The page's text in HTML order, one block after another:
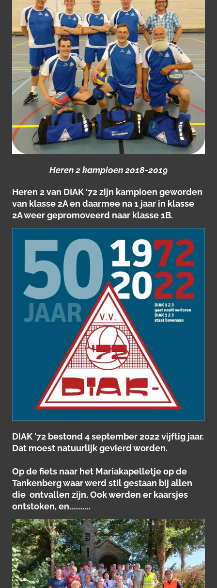
Heren 2 kampioen 2018-2019
Heren 2 van DIAK '72 zijn kampioen geworden
van klasse 2A en daarmee na 1 jaar in klasse
2A weer gepromoveerd naar klasse 1B.
DIAK '72 bestond 4 september 2022 vijftig jaar.
Dat moest natuurlijk gevierd worden.
Op de fiets naar het Mariakapelletje op de
Tankenberg waar werd stil gestaan bij allen
die ontvallen zijn. Ook werden er kaarsjes
ontstoken, en...........